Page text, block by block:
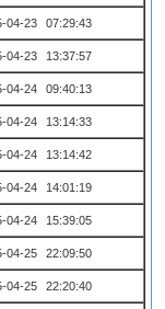
04-23 07:29:43
04-23 13:37:57
04-24 09:40:13
04-24 13:14:33
04-24 13:14:42
04-24 14:01:19
04-24 15:39:05
04-25 22:09:50
04-25 22:20:40